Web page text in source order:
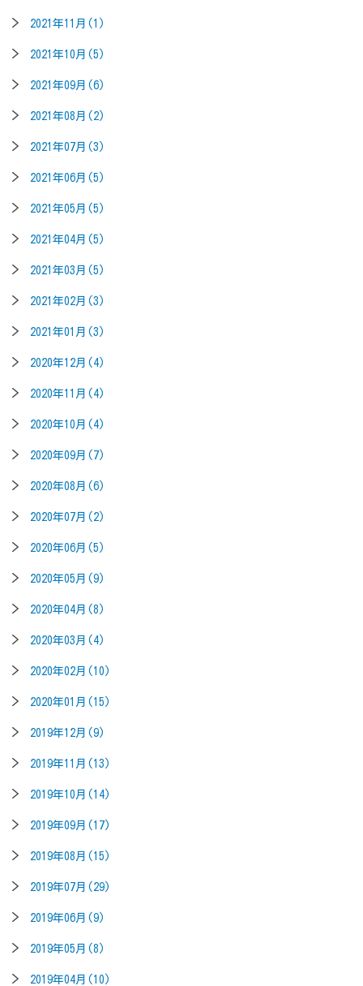
2021年11月(1)
2021年10月(5)
2021年09月(6)
2021年08月(2)
2021年07月(3)
2021年06月(5)
2021年05月(5)
2021年04月(5)
2021年03月(5)
2021年02月(3)
2021年01月(3)
2020年12月(4)
2020年11月(4)
2020年10月(4)
2020年09月(7)
2020年08月(6)
2020年07月(2)
2020年06月(5)
2020年05月(9)
2020年04月(8)
2020年03月(4)
2020年02月(10)
2020年01月(15)
2019年12月(9)
2019年11月(13)
2019年10月(14)
2019年09月(17)
2019年08月(15)
2019年07月(29)
2019年06月(9)
2019年05月(8)
2019年04月(10)